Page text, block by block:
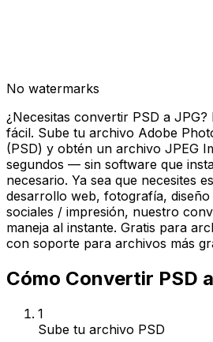
No watermarks
¿Necesitas convertir PSD a
fácil. Sube tu archivo Adobe
(PSD) y obtén un archivo JPEG
segundos — sin software que
necesario. Ya sea que necesites
desarrollo web, fotografía,
sociales / impresión, nuestro
maneja al instante. Gratis para
con soporte para archivos más
Cómo Convertir PSD
1
Sube tu archivo PSD